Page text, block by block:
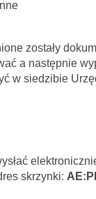
zostały
a następnie
w siedzibie
skrzynki: